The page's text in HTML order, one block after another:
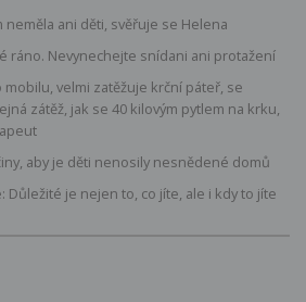
neměla ani děti, svěřuje se Helena
ráno. Nevynechejte snídani ani protažení
velmi zatěžuje krční páteř, se
zátěž, jak se 40 kilovým pytlem na krku,
aby je děti nenosily nesnědené domů
Důležité je nejen to, co jíte, ale i kdy to jíte